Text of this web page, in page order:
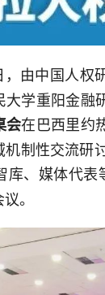
由中国人权
学重阳金融
会在巴西里约
制性交流研
、媒体代表
。